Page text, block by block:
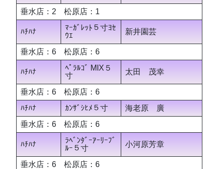
垂水店：2 松原店：1
ﾊﾁﾊﾅ
ﾏｰｶﾞﾚｯﾄ５寸ﾖｾ
ｳｴ
新井園芸
垂水店：6 松原店：6
ﾊﾁﾊﾅ
ﾍﾟﾗﾙｺﾞ MIX５
寸
太田 茂幸
垂水店：6 松原店：6
ﾊﾁﾊﾅ
ｶﾝｻﾞｼﾋﾒ５寸
海老原 廣
垂水店：6 松原店：6
ﾊﾁﾊﾅ
ﾗﾍﾞﾝﾀﾞｰｱｰﾘｰﾌﾞ
ﾙｰ５寸
小河原芳章
垂水店：6 松原店：6